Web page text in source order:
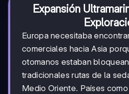
Expansión
Europa necesitaba
comerciales hacia Asia
otomanos estaban
tradicionales rutas de la
Medio Oriente. Países